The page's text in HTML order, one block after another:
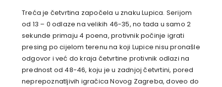
Treća je četvrtina započela u znaku Lupica. Serijom
od 13 – 0 odlaze na velikih 46-35, no tada u samo 2
sekunde primaju 4 poena, protivnik počinje igrati
presing po cijelom terenu na koji Lupice nisu pronašle
odgovor i već do kraja četvrtine protivnik odlazi na
prednost od 48-46, koju je u zadnjoj četvrtini, pored
neprepoznatljivih igračica Novog Zagreba, doveo do